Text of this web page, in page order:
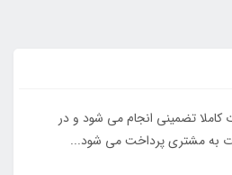
کاملا تضمینی انجام می شود و در